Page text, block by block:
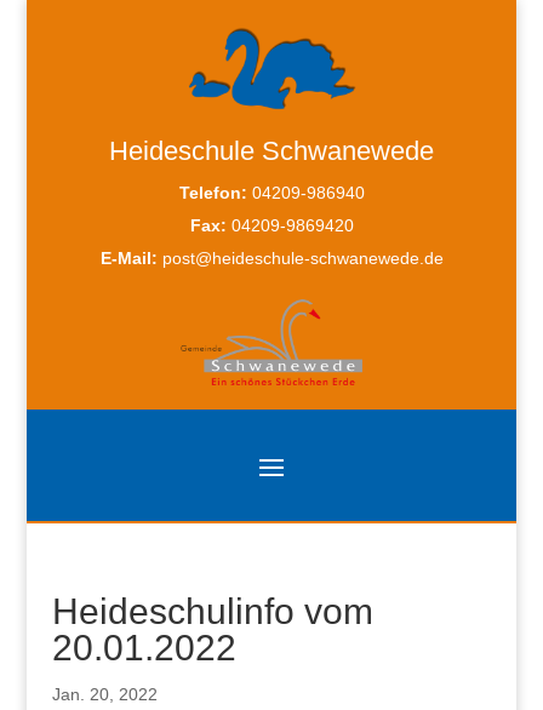
Heideschule Schwanewede
Telefon: 04209-986940
Fax: 04209-9869420
E-Mail: post@heideschule-schwanewede.de
Heideschulinfo vom
20.01.2022
Jan. 20, 2022